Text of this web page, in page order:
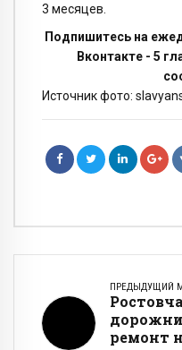
3 месяцев.
Подпишитесь на
Вконтакте - 5
Источник фото:
ПРЕДЫДУЩИЙ
ремонт